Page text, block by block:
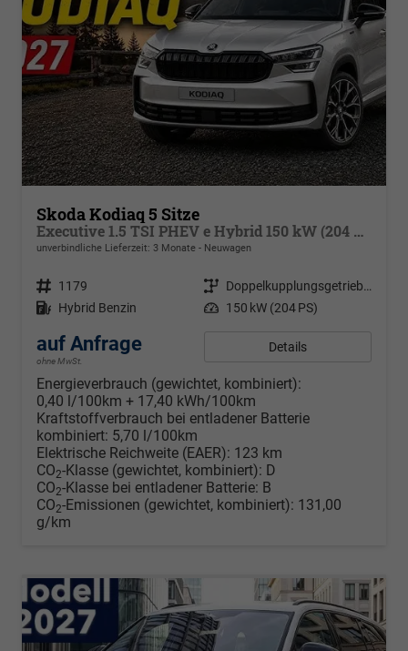
Skoda Kodiaq 5 Sitze
Executive 1.5 TSI PHEV e Hybrid 150 kW (204 PS) Metallfarbe, Navigationssystem 13", Leichtmetallfelgen 18 Zoll, Phone Box, AHK Vorbereitung, Sitzheizung, Sun Set, Smart Link , Rückkamera, Klimaautomatik 3 Zonen, LED, PDC, Insassenschutz, Active Lane Assist,
unverbindliche Lieferzeit: 3 Monate Neuwagen
Fahrzeugnr. 1179 Getriebe
Doppelkupplungsgetriebe (DSG)
Kraftstoff Hybrid Benzin Leistung 150 kW (204 PS)
auf Anfrage
ohne MwSt.
Details
Energieverbrauch (gewichtet, kombiniert):
0,40 l/100km + 17,40 kWh/100km
Kraftstoffverbrauch bei entladener Batterie
kombiniert: 5,70 l/100km
Elektrische Reichweite (EAER): 123 km
CO2-Klasse (gewichtet, kombiniert): D
CO2-Klasse bei entladener Batterie: B
CO2-Emissionen (gewichtet, kombiniert): 131,00
g/km